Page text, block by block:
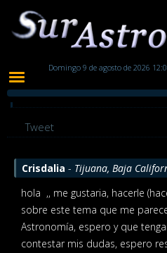
Domingo 9 de agosto de 2026
Tweet
Crisdalia - Tijuana, Baja
hola ,, me gustaria, hacerle
sobre este tema que me
Astronomía, espero y que
contestar mis dudas, espero